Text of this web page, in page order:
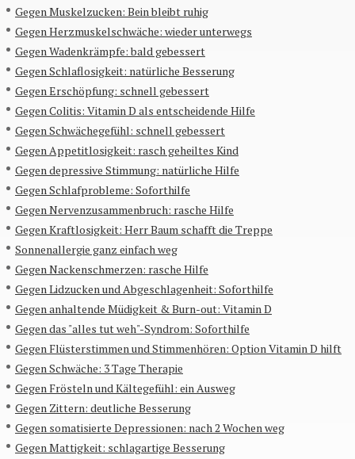
Gegen Muskelzucken: Bein bleibt ruhig
Gegen Herzmuskelschwäche: wieder unterwegs
Gegen Wadenkrämpfe: bald gebessert
Gegen Schlaflosigkeit: natürliche Besserung
Gegen Erschöpfung: schnell gebessert
Gegen Colitis: Vitamin D als entscheidende Hilfe
Gegen Schwächegefühl: schnell gebessert
Gegen Appetitlosigkeit: rasch geheiltes Kind
Gegen depressive Stimmung: natürliche Hilfe
Gegen Schlafprobleme: Soforthilfe
Gegen Nervenzusammenbruch: rasche Hilfe
Gegen Kraftlosigkeit: Herr Baum schafft die Treppe
Sonnenallergie ganz einfach weg
Gegen Nackenschmerzen: rasche Hilfe
Gegen Lidzucken und Abgeschlagenheit: Soforthilfe
Gegen anhaltende Müdigkeit & Burn-out: Vitamin D
Gegen das "alles tut weh"-Syndrom: Soforthilfe
Gegen Flüsterstimmen und Stimmenhören: Option Vitamin D hilft
Gegen Schwäche: 3 Tage Therapie
Gegen Frösteln und Kältegefühl: ein Ausweg
Gegen Zittern: deutliche Besserung
Gegen somatisierte Depressionen: nach 2 Wochen weg
Gegen Mattigkeit: schlagartige Besserung